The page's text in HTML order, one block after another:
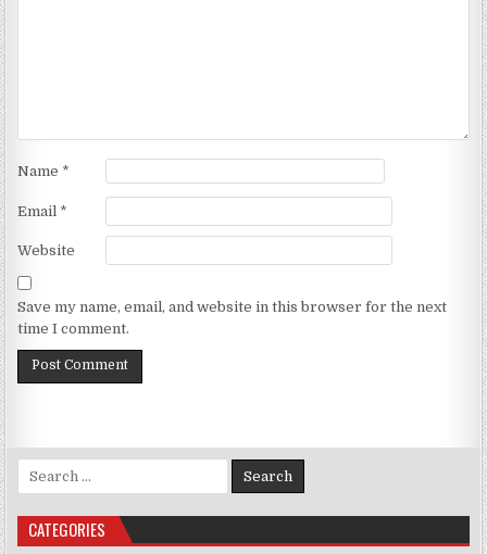
Name *
Email *
Website
Save my name, email, and website in this browser for the next
time I comment.
Search for:
CATEGORIES